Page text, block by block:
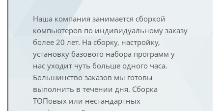
Наша компания занимается сборкой
компьютеров по индивидуальному заказу
более 20 лет. На сборку, настройку,
установку базового набора программ у
нас уходит чуть больше одного часа.
Большинство заказов мы готовы
выполнить в течении дня. Сборка
ТОПовых или нестандартных